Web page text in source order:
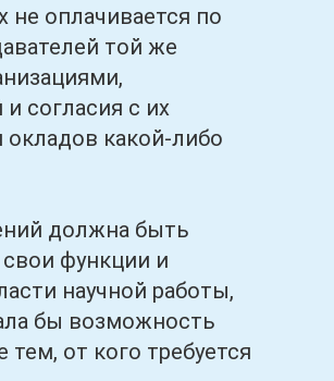
не оплачивается по
той же
согласия с их
окладов какой-либо
должна быть
функции и
научной работы,
бы возможность
от кого требуется